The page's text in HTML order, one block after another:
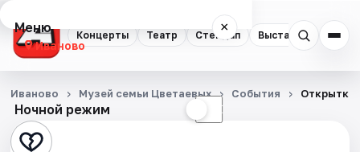
Концерты Театр Стендап Выставки Спорт
Меню ×
Иваново
Концерты
Театр
Ночной режим ☾
Иваново Музей семьи Цветаевых События Открытки